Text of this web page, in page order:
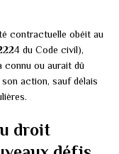
contractuelle obéit au
du Code civil),
ou aurait dû
action, sauf délais
droit